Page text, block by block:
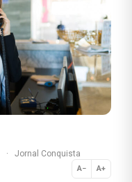
· Jornal Conquista
A− A+
Normal